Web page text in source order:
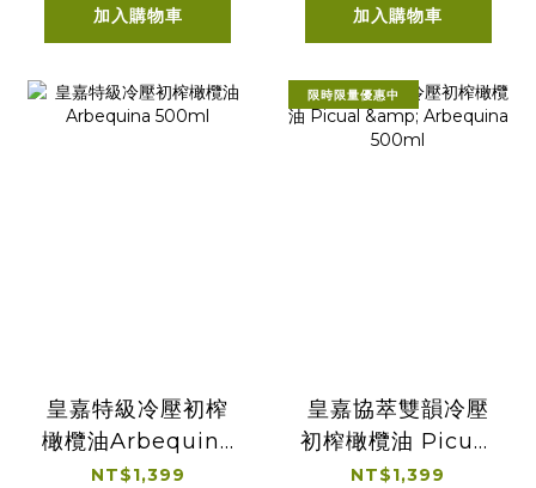
加入購物車 加入購物車
皇嘉特級冷壓初榨
橄欖油Arbequina
500ml
NT$1,399
限時限量優惠中
皇嘉協萃雙韻冷壓
初榨橄欖油 Picual
& Arbequina
NT$1,399